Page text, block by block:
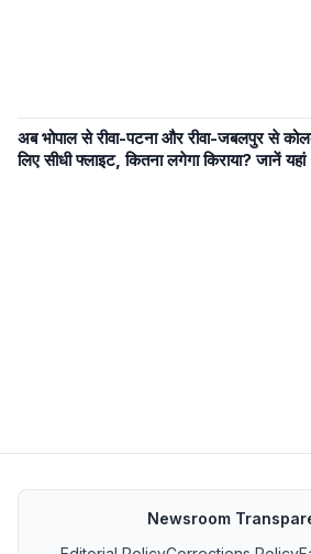
अब भोपाल से रीवा-पटना और रीवा-जबलपुर से कोलकाता के
लिए सीधी फ्लाइट, कितना लगेगा किराया? जानें यहां
Newsroom